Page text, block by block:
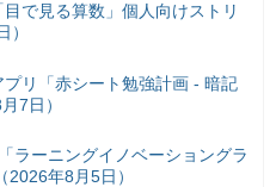
で見る算数」個人向けストリ
）
リ「赤シート勉強計画 - 暗記
7日）
ラーニングイノベーショングラ
年8月5日）